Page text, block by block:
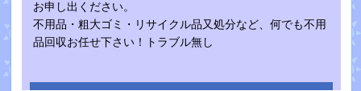
お申し出ください。
不用品・粗大ゴミ・リサイクル品又処分など、何でも不用
品回収お任せ下さい！トラブル無し